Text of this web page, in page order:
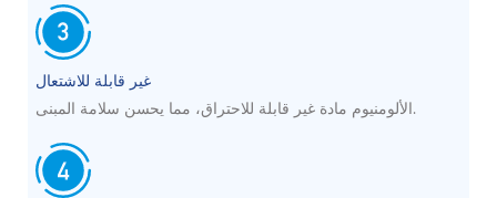
غير قابلة للاشتعال
الألومنيوم مادة غير قابلة للاحتراق، مما يحسن سلامة المبنى.